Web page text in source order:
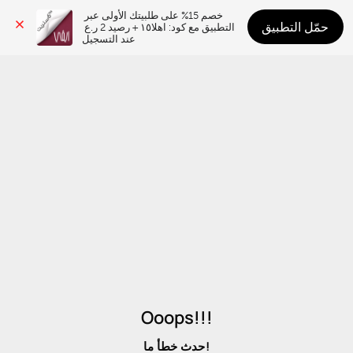
عند التسجيل
حمّل التطبيق
Ooops!!!
حدث خطأ ما!